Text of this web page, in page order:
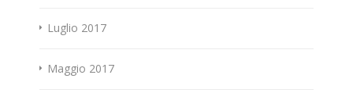
Luglio 2017
Maggio 2017